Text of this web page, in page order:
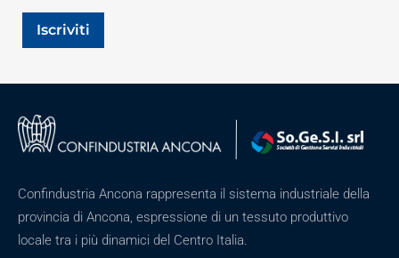
Iscriviti
Confindustria Ancona rappresenta il sistema industriale della
provincia di Ancona, espressione di un tessuto produttivo
locale tra i più dinamici del Centro Italia.